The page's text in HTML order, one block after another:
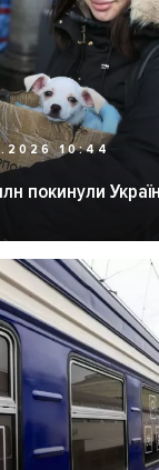
10:44
покинули